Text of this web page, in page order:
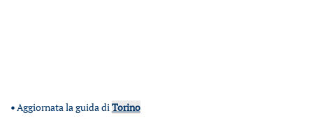
•Aggiornata la guida diTorino